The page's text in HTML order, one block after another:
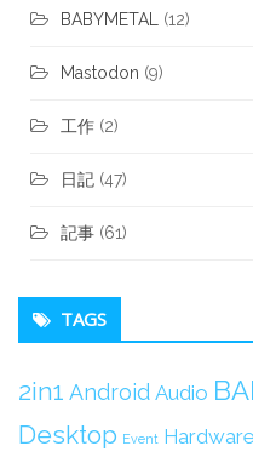
BABYMETAL (12)
Mastodon (9)
工作 (2)
日記 (47)
記事 (61)
TAGS
2in1 Android Audio
Desktop Event Hardware